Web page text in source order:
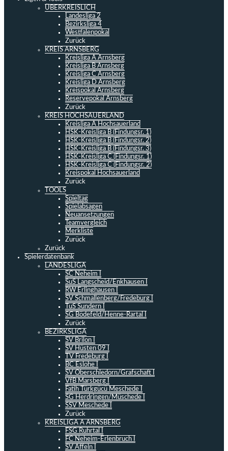
ÜBERKREISLICH
Landesliga 2
Bezirksliga 4
Westfalenpokal
Zurück
KREIS ARNSBERG
Kreisliga A Arnsberg
Kreisliga B Arnsberg
Kreisliga C Arnsberg
Kreisliga D Arnsberg
Kreispokal Arnsberg
Reservepokal Arnsberg
Zurück
KREIS HOCHSAUERLAND
Kreisliga A Hochsauerland
HSK-Kreisliga B (Findungsr. 1)
HSK-Kreisliga B (Findungsr. 2)
HSK-Kreisliga B (Findungsr. 3)
HSK-Kreisliga C (Findungsr. 1)
HSK-Kreisliga C (Findungsr. 2)
Kreispokal Hochsauerland
Zurück
TOOLS
Spieltag
Spielabsagen
Neuansetzungen
Teamvergleich
Merkliste
Zurück
Zurück
Spielerdatenbank
LANDESLIGA
SC Neheim I
SuS Langscheid/Enkhausen I
RW Erlinghausen I
SV Schmallenberg/Fredeburg I
TuS Sundern I
SG Bödefeld/Henne-Rartal I
Zurück
BEZIRKSLIGA
SV Brilon I
SV Hüsten 09 I
TV Fredeburg I
BC Eslohe I
SV Oberschledorn/Grafschaft I
VfB Marsberg I
Fatih Türkgücü Meschede I
SG Herdringen/Müschede I
SSV Meschede I
Zurück
KREISLIGA A ARNSBERG
FSG Ruhrtal I
FC Neheim-Erlenbruch I
SV Affeln I